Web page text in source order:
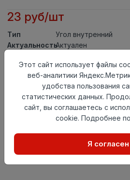
23 руб/шт
Тип
Угол внутренний
АктуальностьАктуален
Осталось126 шт
Добавить в
Внимание! Внешний вид товара
представленного на настоящем
в момент приобретения товара.
Этот сайт использует файлы
веб-аналитики
удобства пользования
статистических данных.
сайт, вы соглашаетесь с
cookie. Подробнее по
Я согласен